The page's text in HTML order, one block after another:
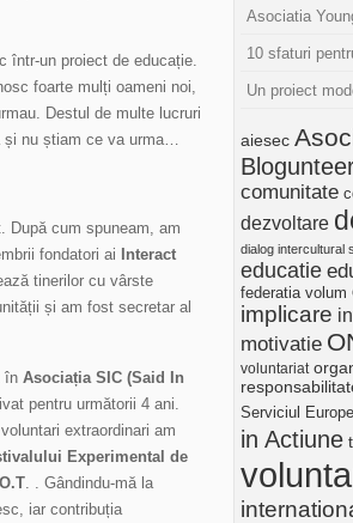
într-un proiect de educație.
foarte mulți oameni noi,
Destul de multe lucruri
și nu știam ce va urma…
După cum spuneam, am
fondatori ai
Interact
tinerilor cu vârste
și am fost secretar al
în Asociația SIC (Said In
pentru următorii 4 ani.
extraordinari am
Experimental de
. . Gândindu-mă la
iar contribuția
Asociatia
10 sfaturi
Un proiect
aiesec
comunitate
dezvoltare
dialog intercultural
educatie
federatia volum
implicare
motivatie
voluntariat
Serviciul
in Actiune